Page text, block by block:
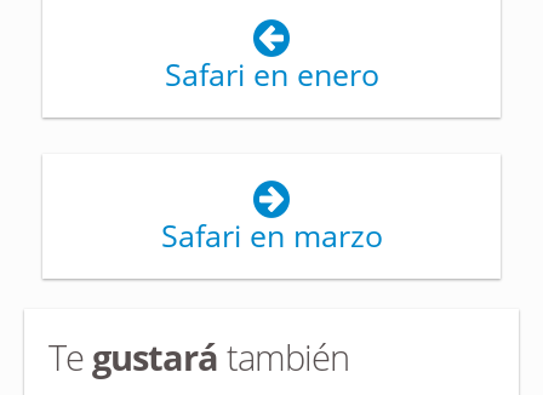
Safari en enero
Safari en marzo
Te gustará también